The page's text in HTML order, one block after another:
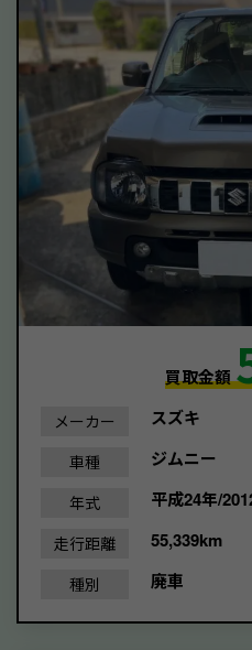
買取金額
メーカー スズキ
車種 ジムニー
年式 平成24年/
走行距離 55,339km
種別 廃車